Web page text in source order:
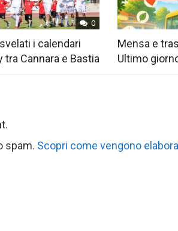
0
i calendari
tra Cannara e Bastia
Mensa e
Ultimo
spam. Scopri come vengono